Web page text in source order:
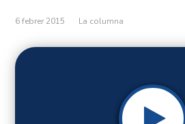
6 febrer 2015 La columna